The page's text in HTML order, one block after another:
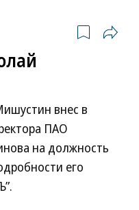
внес в
ПАО
на должность
его